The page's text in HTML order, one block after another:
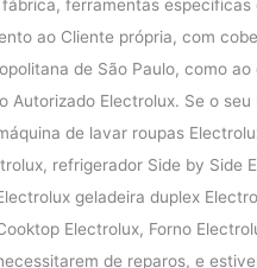
ferramentas especificas
ao Cliente própria, com
de São Paulo, como ao
Autorizado Electrolux. Se o
de lavar roupas
refrigerador Side by Side
geladeira duplex
Electrolux, Forno
de reparos, e